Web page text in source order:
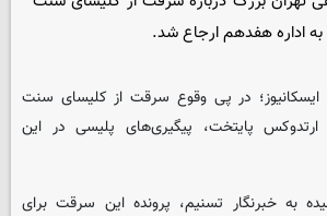
به اداره هفدهم ارجاع شد.
در پی وقوع سرقت از کلیسای سنت
ارتدوکس پایتخت، پیگیری‌های پلیسی در این
به خبرنگار تسنیم، پرونده این سرقت برای